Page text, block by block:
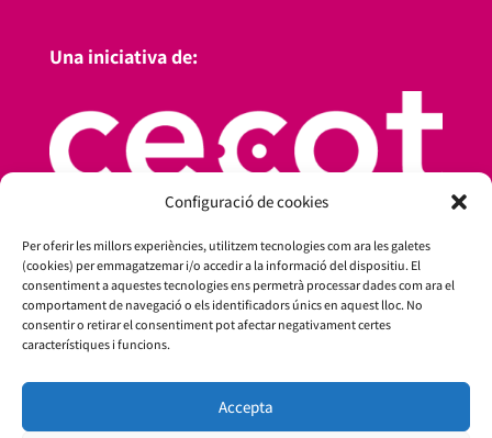
Configuració de cookies
Per oferir les millors experiències, utilitzem tecnologies com ara les galetes
(cookies) per emmagatzemar i/o accedir a la informació del dispositiu. El
consentiment a aquestes tecnologies ens permetrà processar dades com ara el
comportament de navegació o els identificadors únics en aquest lloc. No
consentir o retirar el consentiment pot afectar negativament certes
característiques i funcions.
Accepta
Una iniciativa de: